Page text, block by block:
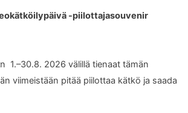
-piilottajasouvenir
1.–30.8. 2026 välillä tienaat tämän
viimeistään pitää piilottaa kätkö ja saada